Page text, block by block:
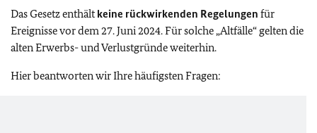
Das Gesetz enthältkeine rückwirkenden Regelungen für
Ereignisse vor dem 27. Juni 2024. Für solche „Altfälle“ gelten die
alten Erwerbs- und Verlustgründe weiterhin.
Hier beantworten wir Ihre häufigsten Fragen: